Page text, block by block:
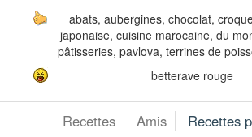
abats, aubergines, chocolat,
japonaise, cuisine marocaine, du
pâtisseries, pavlova, terrines de
betterave rouge
Recettes Amis Recettes